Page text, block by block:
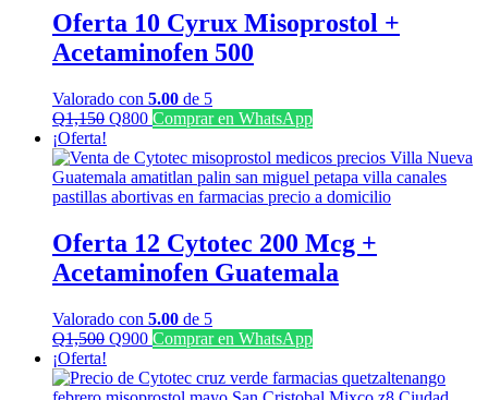
Oferta 10 Cyrux Misoprostol +
Acetaminofen 500
Valorado con 5.00 de 5
Q1,150 El
original
era:
Q1,150.
Q800El
actual
es:
Q800.
Comprar en WhatsApp
¡Oferta!
Oferta 12 Cytotec 200 Mcg +
Acetaminofen Guatemala
Valorado con 5.00 de 5
Q1,500 El
original
Q900El
actual
Comprar en WhatsApp
¡Oferta!